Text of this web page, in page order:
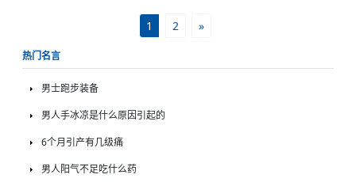
1 2 »
热门名言
男士跑步装备
男人手冰凉是什么原因引起的
6个月引产有几级痛
男人阳气不足吃什么药